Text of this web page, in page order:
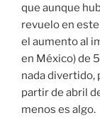
que aunque
revuelo en
el aumento al
en México) de
nada divertido,
partir de abril
menos es algo.